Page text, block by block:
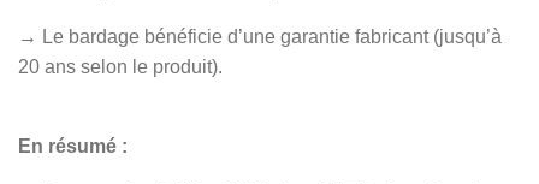
→ Le bardage bénéficie d’une garantie fabricant (jusqu’à
20 ans selon le produit).
En résumé :